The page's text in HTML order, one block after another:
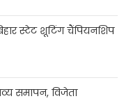
स्टेट शूटिंग चैंपियनशिप
समापन, विजेता